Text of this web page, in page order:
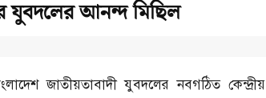
যুবদলের আনন্দ মিছিল
জাতীয়তাবাদী যুবদলের নবগঠিত কেন্দ্রীয়